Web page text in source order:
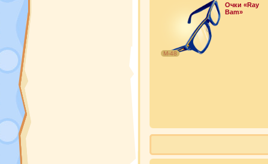
М-48
Очки «Ray
Bam»